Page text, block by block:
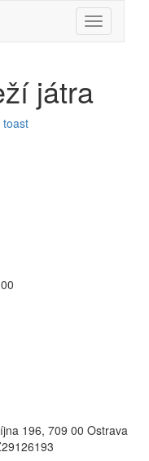
Menu
játra
toast
196, 709 00 Ostrava